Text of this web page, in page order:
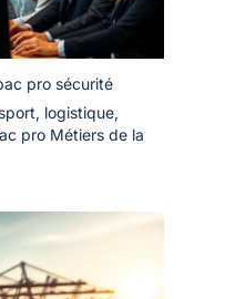
pro sécurité
logistique,
pro Métiers de la